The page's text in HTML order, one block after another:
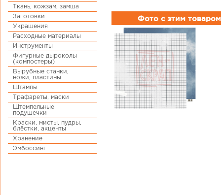
Ткань, кожзам, замша
Заготовки
Украшения
Расходные материалы
Инструменты
Фигурные дыроколы
(компостеры)
Вырубные станки,
ножи, пластины
Штампы
Трафареты, маски
Штемпельные
подушечки
Краски, мисты, пудры,
блёстки, акценты
Хранение
Эмбоссинг
Фото с этим товаром